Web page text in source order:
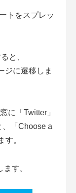
トをスプレッ
と、
ジに遷移しま
に「Twitter」
、「Choose a
す。
す。